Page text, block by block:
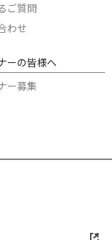
ご質問
わせ
ーの皆様へ
ー募集